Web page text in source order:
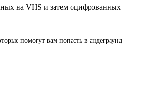
на VHS и затем оцифрованных
помогут вам попасть в андеграунд